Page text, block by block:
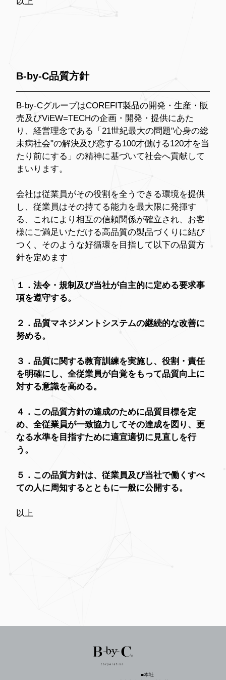
B-by-C品質方針
B-by-CグループはCOREFIT製品の開発・生産・販
売及びViEW=TECHの企画・開発・提供にあた
り、経営理念である「21世紀最大の問題"心身の総
未病社会"の解決及び恋する100才働ける120才を当
たり前にする」の精神に基づいて社会へ貢献して
まいります。
会社は従業員がその役割を全うできる環境を提供
し、従業員はその持てる能力を最大限に発揮す
る、これにより相互の信頼関係が確立され、お客
様にご満足いただける高品質の製品づくりに結び
つく、そのような好循環を目指して以下の品質方
針を定めます
１．法令・規制及び当社が自主的に定める要求事
項を遵守する。
２．品質マネジメントシステムの継続的な改善に
努める。
３．品質に関する教育訓練を実施し、役割・責任
を明確にし、全従業員が自覚をもって品質向上に
対する意識を高める。
４．この品質方針の達成のために品質目標を定
め、全従業員が⼀致協力してその達成を図り、更
なる水準を目指すために適宜適切に見直しを行
う。
５．この品質方針は、従業員及び当社で働くすべ
ての人に周知するとともに一般に公開する。
以上
■本社